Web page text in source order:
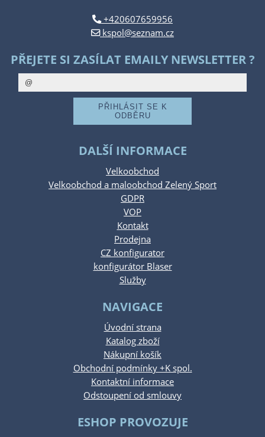
+420607659956
kspol@seznam.cz
PŘEJETE SI ZASÍLAT EMAILY NEWSLETTER ?
DALŠÍ INFORMACE
Velkoobchod
Velkoobchod a maloobchod Zelený Sport
GDPR
VOP
Kontakt
Prodejna
CZ konfigurator
konfigurátor Blaser
Služby
NAVIGACE
Úvodní strana
Katalog zboží
Nákupní košík
Obchodní podmínky +K spol.
Kontaktní informace
Odstoupení od smlouvy
ESHOP PROVOZUJE